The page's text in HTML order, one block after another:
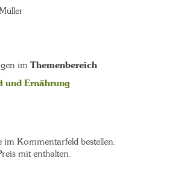
im Themenbereich
und Ernährung
im Kommentarfeld bestellen:
mit enthalten.